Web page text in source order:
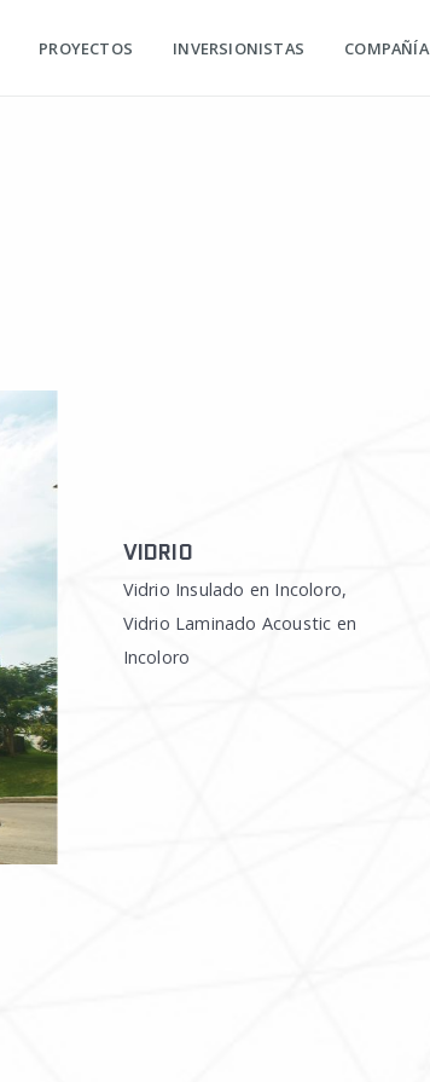
PROYECTOS INVERSIONISTAS COMPAÑÍA
VIDRIO
Vidrio Insulado en Incoloro,
Vidrio Laminado Acoustic en
Incoloro